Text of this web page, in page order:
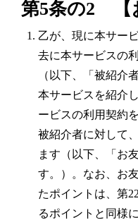
第5条の2 【
乙が、現に本サー
去に本サービスの
（以下、「被紹介
本サービスを紹介
ービスの利用契約
被紹介者に対して
ます（以下、「お
す。）。なお、お
たポイントは、第
るポイントと同様